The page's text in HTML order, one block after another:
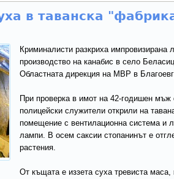
в таванска
Криминалисти разкриха импровизирана
производство на канабис в село
Областната дирекция на МВР в
При проверка в имот на 42-годишен мъж
полицейски служители открили на
помещение с вентилационна система и
лампи. В осем саксии стопанинът е
растения.
От къщата е иззета суха тревиста маса,